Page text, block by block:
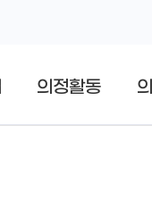
의정활동